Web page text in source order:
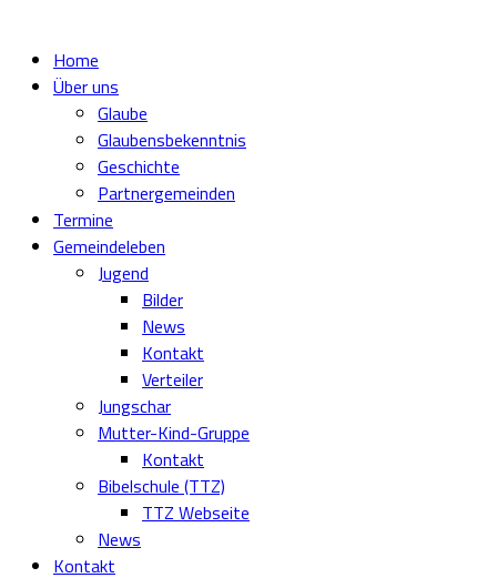
Home
Über uns
Glaube
Glaubensbekenntnis
Geschichte
Partnergemeinden
Termine
Gemeindeleben
Jugend
Bilder
News
Kontakt
Verteiler
Jungschar
Mutter-Kind-Gruppe
Kontakt
Bibelschule (TTZ)
TTZ Webseite
News
Kontakt